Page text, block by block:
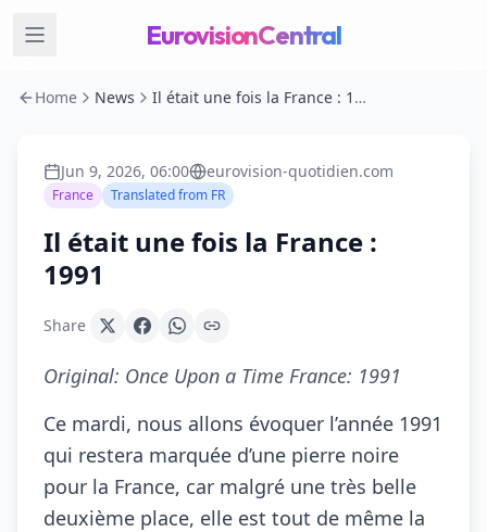
EurovisionCentral
Home News Il était une fois la France : 1991
Jun 9, 2026, 06:00 eurovision-quotidien.com
France Translated from FR
Il était une fois la France :
1991
Share
Original: Once Upon a Time France: 1991
Ce mardi, nous allons évoquer l’année 1991
qui restera marquée d’une pierre noire
pour la France, car malgré une très belle
deuxième place, elle est tout de même la